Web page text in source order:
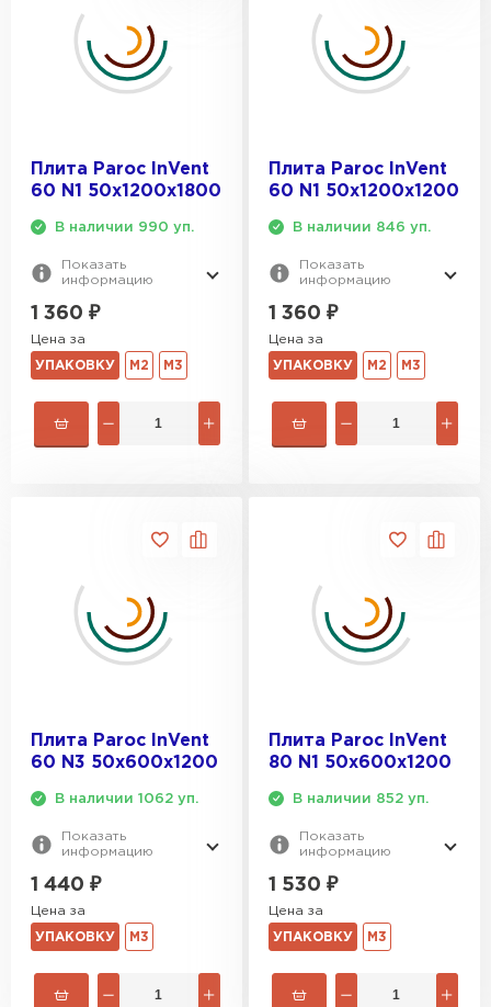
Плита Paroc InVent
60 N1 50х1200х1800
В наличии 990 уп.
Показать
информацию
1 360 ₽
Цена за
УПАКОВКУ М2 М3
Плита Paroc InVent
60 N1 50х1200х1200
В наличии 846 уп.
Показать
информацию
1 360 ₽
Цена за
УПАКОВКУ М2 М3
Плита Paroc InVent
60 N3 50х600х1200
В наличии 1062 уп.
Показать
информацию
1 440 ₽
Цена за
УПАКОВКУ М3
Плита Paroc InVent
80 N1 50х600х1200
В наличии 852 уп.
Показать
информацию
1 530 ₽
Цена за
УПАКОВКУ М3